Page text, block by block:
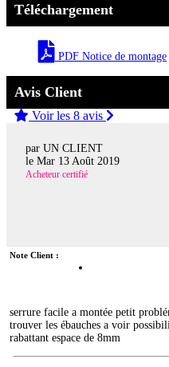
Téléchargement
PDF Notice de montage
Avis Client
Voir les 8 avis
par UN CLIENT
le Mar 13 Août 2019
Acheteur certifié
Note Client :
serrure facile a montée petit
trouver les ébauches a voir
rabattant espace de 8mm